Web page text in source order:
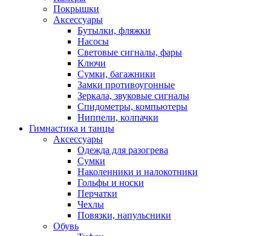
Покрышки
Аксессуары
Бутылки, фляжки
Насосы
Световые сигналы, фары
Ключи
Сумки, багажники
Замки противоугонные
Зеркала, звуковые сигналы
Спидометры, компьютеры
Ниппели, колпачки
Гимнастика и танцы
Аксессуары
Одежда для разогрева
Сумки
Наколенники и налокотники
Гольфы и носки
Перчатки
Чехлы
Повязки, напульсники
Обувь